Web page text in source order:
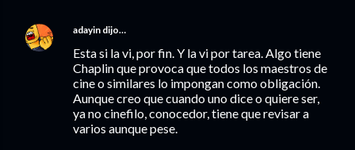
adayin dijo…
Esta si la vi, por fin. Y la vi por tarea. Algo tiene
Chaplin que provoca que todos los maestros de
cine o similares lo impongan como obligación.
Aunque creo que cuando uno dice o quiere ser,
ya no cinefilo, conocedor, tiene que revisar a
varios aunque pese.